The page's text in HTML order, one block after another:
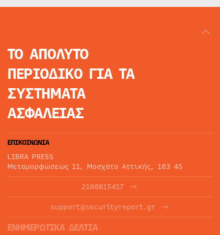
ΤΟ ΑΠΟΛΥΤΟ
ΠΕΡΙΟΔΙΚΟ ΓΙΑ ΤΑ
ΣΥΣΤΗΜΑΤΑ
ΑΣΦΑΛΕΙΑΣ
ΕΠΙΚΟΙΝΩΝΙΑ
LIBRA PRESS
Μεταμορφώσεως 11, Μοσχάτο Αττικής, 183 45
2108815417
support@securityreport.gr
ΕΝΗΜΕΡΩΤΙΚΑ ΔΕΛΤΙΑ